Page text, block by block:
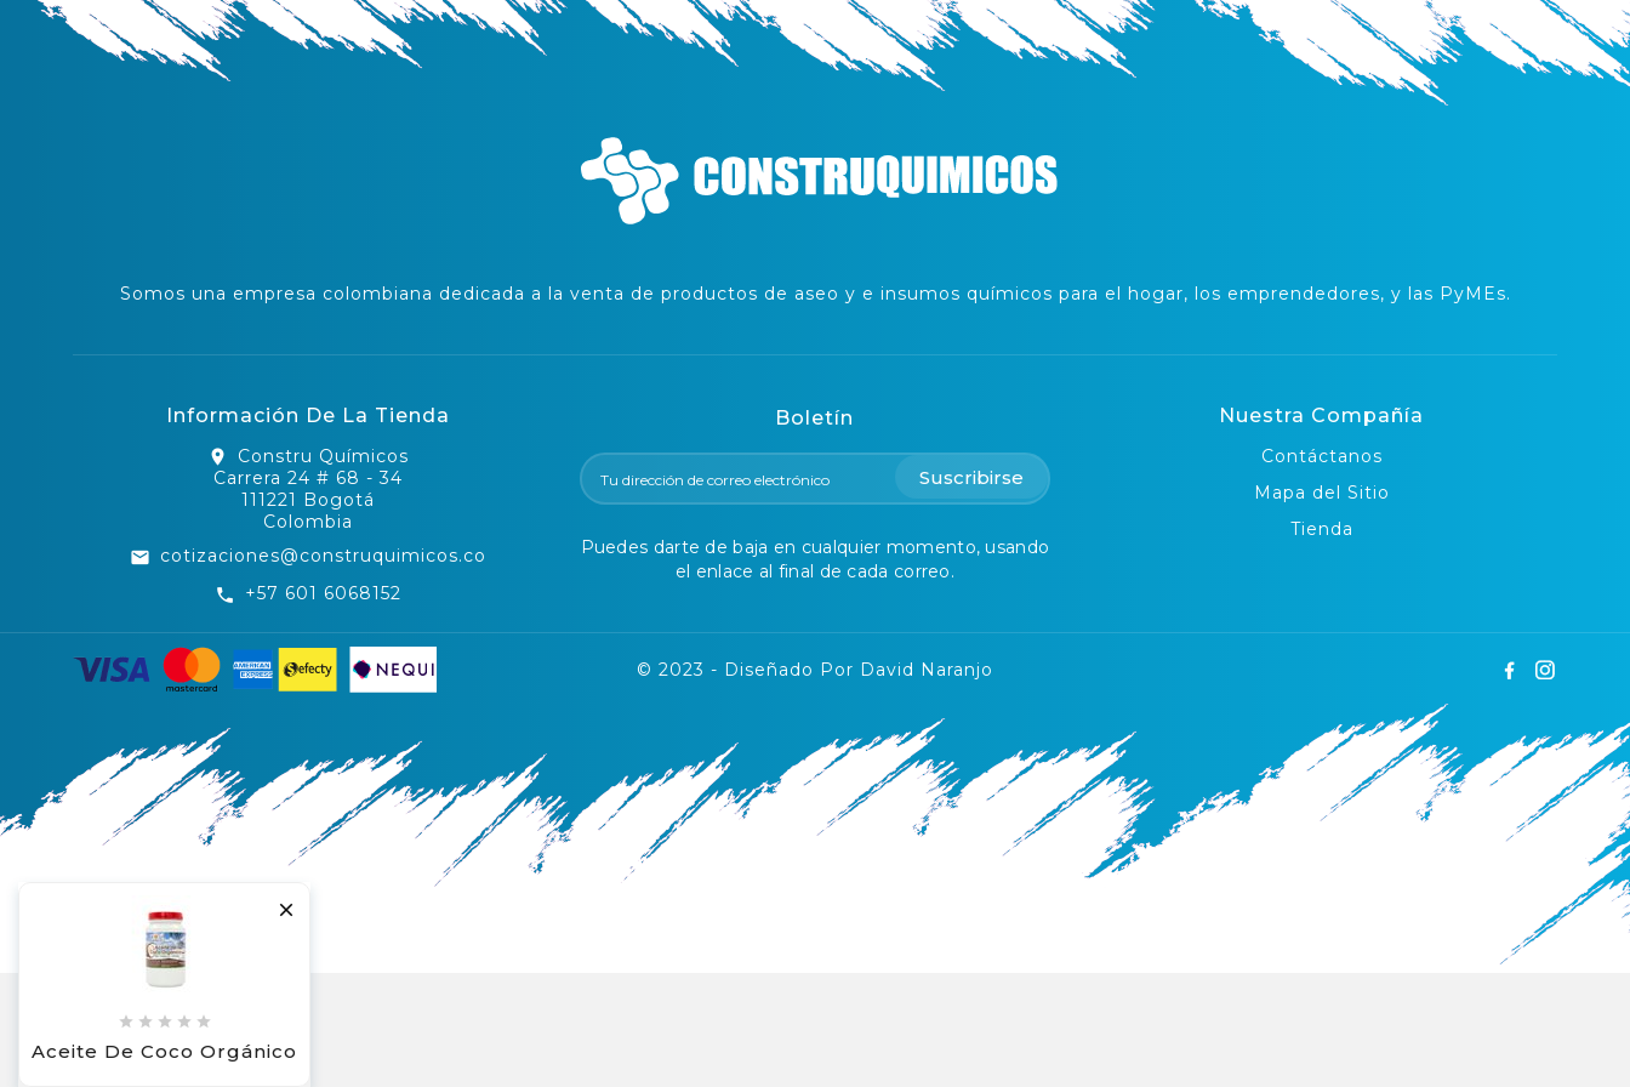

    
Aceite De Coco Orgánico
Somos una empresa colombiana dedicada a la venta de productos de aseo y e insumos químicos para el hogar, los emprendedores, y las PyMEs.
Información De La Tienda
location_on
Constru Químicos
Carrera 24 # 68 - 34
111221 Bogotá
Colombia
email cotizaciones@construquimicos.co
call +57 601 6068152
Boletín
Suscribirse
Puedes darte de baja en cualquier momento, usando
el enlace al final de cada correo.
Nuestra Compañía
Contáctanos
Mapa del Sitio
Tienda
© 2023 - Diseñado Por David Naranjo